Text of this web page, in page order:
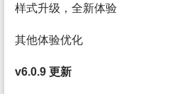
样式升级，全新体验
其他体验优化
v6.0.9 更新